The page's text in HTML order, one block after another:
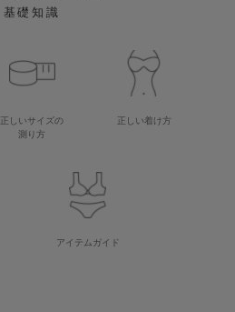
基礎知識
正しいサイズの
測り方
正しい着け方
アイテムガイド